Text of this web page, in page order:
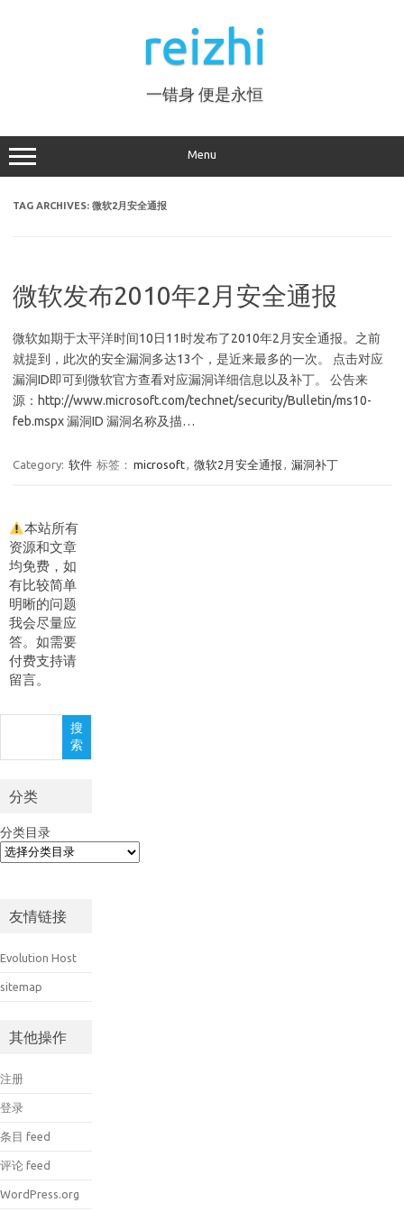
reizhi
一错身 便是永恒
Menu
TAG ARCHIVES: 微软2月安全通报
微软发布2010年2月安全通报
微软如期于太平洋时间10日11时发布了2010年2月安全通报。之前
就提到，此次的安全漏洞多达13个，是近来最多的一次。 点击对应
漏洞ID即可到微软官方查看对应漏洞详细信息以及补丁。 公告来
源：http://www.microsoft.com/technet/security/Bulletin/ms10-
feb.mspx 漏洞ID 漏洞名称及描…
Category: 软件 标签： microsoft, 微软2月安全通报 , 漏洞补丁
本站所有
资源和文章
均免费，如
有比较简单
明晰的问题
我会尽量应
答。如需要
付费支持请
留言。
搜
索
分类
分类目录
友情链接
Evolution Host
sitemap
其他操作
注册
登录
条目 feed
评论 feed
WordPress.org